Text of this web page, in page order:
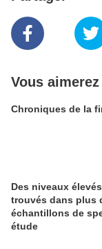
Vous
Chroniques de la
Des niveaux
trouvés dans plus
échantillons de
étude